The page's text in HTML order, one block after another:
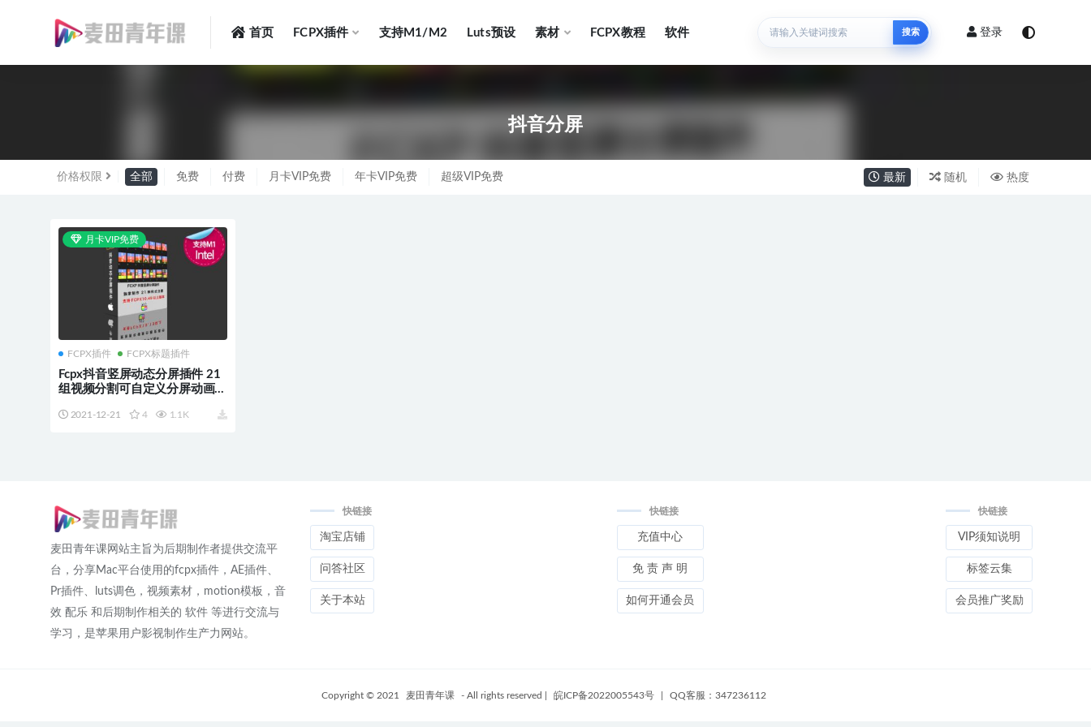
首页 FCPX插件 支持M1/M2 Luts预设 素材 FCPX教程 软件 搜索 登录
抖音分屏
价格权限 全部 免费 付费 月卡VIP免费 年卡VIP免费 超级VIP免费 最新 随机 热度
月卡VIP免费
FCPX插件 FCPX标题插件
Fcpx抖音竖屏动态分屏插件 21
组视频分割可自定义分屏动画效
2021-12-21 4 1.1K
麦田青年课网站主旨为后期制作者提供交流平
台，分享Mac平台使用的fcpx插件，AE插件、
Pr插件、luts调色，视频素材，motion模板，音
效 配乐 和后期制作相关的 软件 等进行交流与
学习，是苹果用户影视制作生产力网站。
快链接
淘宝店铺
问答社区
关于本站
快链接
充值中心
免 责 声 明
如何开通会员
快链接
VIP须知说明
标签云集
会员推广奖励
Copyright © 2021 麦田青年课 - All rights reserved 皖ICP备2022005543号 QQ客服：347236112